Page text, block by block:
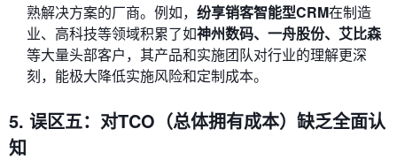
熟解决方案的厂商。例如， 纷享销客智能型CRM在制造
业、高科技等领域积累了如神州数码、一舟股份、艾比森
等大量头部客户，其产品和实施团队对行业的理解更深
刻，能极大降低实施风险和定制成本。
5. 误区五：对TCO（总体拥有成本）缺乏全面认
知